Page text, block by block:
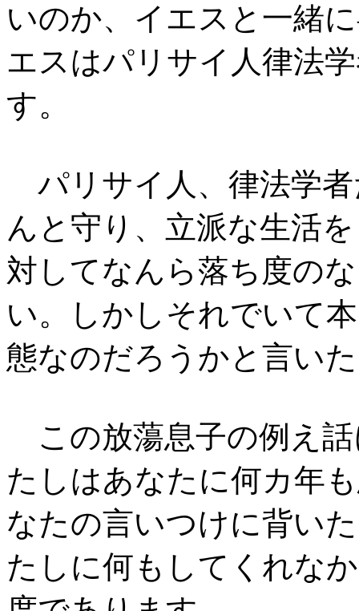
いのか、イエスと一緒
エスはパリサイ人律法
す。
パリサイ人、律法学
んと守り、立派な生活
対してなんら落ち度の
い。しかしそれでいて
態なのだろうかと言い
この放蕩息子の例え
たしはあなたに何カ年
なたの言いつけに背い
たしに何もしてくれな